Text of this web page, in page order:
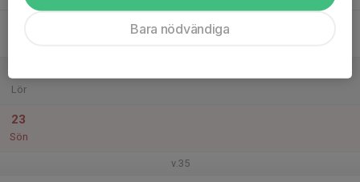
Lör
23
Sön
v.35
Bara nödvändiga